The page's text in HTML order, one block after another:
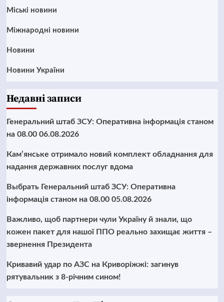
Mіські новини
Міжнародні новини
Новини
Новини України
Недавні записи
Генеральний штаб ЗСУ: Оперативна інформація станом
на 08.00 06.08.2026
Кам’янське отримало новий комплект обладнання для
надання державних послуг вдома
Выбрать Генеральний штаб ЗСУ: Оперативна
інформація станом на 08.00 05.08.2026
Важливо, щоб партнери чули Україну й знали, що
кожен пакет для нашої ППО реально захищає життя –
звернення Президента
Кривавий удар по АЗС на Криворіжжі: загинув
рятувальник з 8-річним сином!